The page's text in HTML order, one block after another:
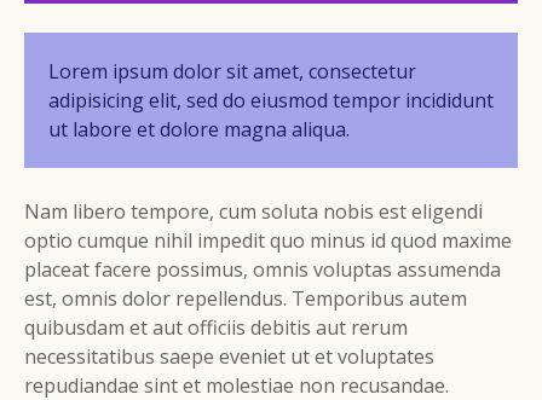
Lorem ipsum dolor sit amet, consectetur
adipisicing elit, sed do eiusmod tempor incididunt
ut labore et dolore magna aliqua.
Nam libero tempore, cum soluta nobis est eligendi
optio cumque nihil impedit quo minus id quod maxime
placeat facere possimus, omnis voluptas assumenda
est, omnis dolor repellendus. Temporibus autem
quibusdam et aut officiis debitis aut rerum
necessitatibus saepe eveniet ut et voluptates
repudiandae sint et molestiae non recusandae.